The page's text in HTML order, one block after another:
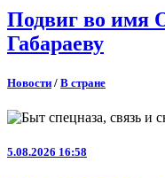
Подвиг во имя
Габараеву
Новости / В стране
5.08.2026 16:58